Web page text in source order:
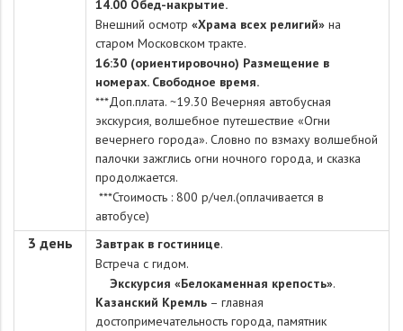
14.00 Обед-накрытие.
Внешний осмотр «Храма всех религий» на
старом Московском тракте.
16:30 (ориентировочно) Размещение в
номерах. Свободное время.
***Доп.плата. ~19.30 Вечерняя автобусная
экскурсия, волшебное путешествие «Огни
вечернего города». Словно по взмаху волшебной
палочки зажглись огни ночного города, и сказка
продолжается.
***Стоимость : 800 р/чел.(оплачивается в
автобусе)
3 день Завтрак в гостинице.
Встреча с гидом.
Экскурсия «Белокаменная крепость».
Казанский Кремль – главная
достопримечательность города, памятник